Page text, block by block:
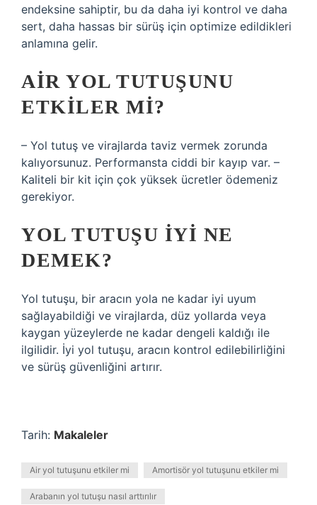
endeksine sahiptir, bu da daha iyi kontrol ve daha
sert, daha hassas bir sürüş için optimize edildikleri
anlamına gelir.
AIR YOL TUTUŞUNU
ETKILER MI?
– Yol tutuş ve virajlarda taviz vermek zorunda
kalıyorsunuz. Performansta ciddi bir kayıp var. –
Kaliteli bir kit için çok yüksek ücretler ödemeniz
gerekiyor.
YOL TUTUŞU IYI NE
DEMEK?
Yol tutuşu, bir aracın yola ne kadar iyi uyum
sağlayabildiği ve virajlarda, düz yollarda veya
kaygan yüzeylerde ne kadar dengeli kaldığı ile
ilgilidir. İyi yol tutuşu, aracın kontrol edilebilirliğini
ve sürüş güvenliğini artırır.
Tarih: Makaleler
Air yol tutuşunu etkiler mi Amortisör yol tutuşunu etkiler mi
Arabanın yol tutuşu nasıl arttırılır